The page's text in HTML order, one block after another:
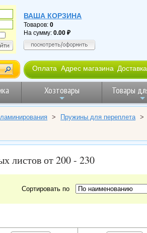
ВАША КОРЗИНА
Товаров:0
На сумму:0.00
Оплата Адрес магазина Доставка
Хозтовары Товары
> Пружины для переплета
>
листов от 200 - 230
Сортировать по